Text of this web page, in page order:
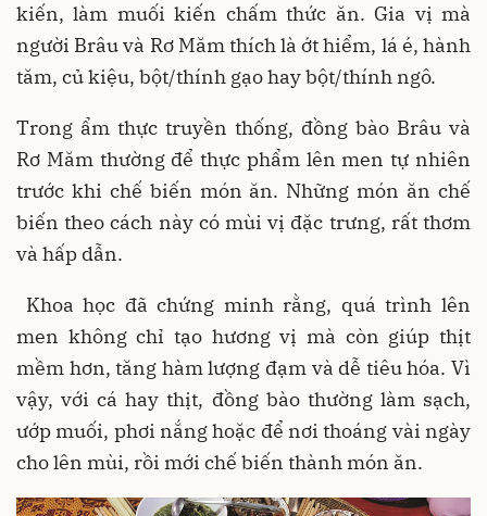
kiến, làm muối kiến chấm thức ăn. Gia vị mà
người Brâu và Rơ Măm thích là ớt hiểm, lá é, hành
tăm, củ kiệu, bột/thính gạo hay bột/thính ngô.
Trong ẩm thực truyền thống, đồng bào Brâu và
Rơ Măm thường để thực phẩm lên men tự nhiên
trước khi chế biến món ăn. Những món ăn chế
biến theo cách này có mùi vị đặc trưng, rất thơm
và hấp dẫn.
Khoa học đã chứng minh rằng, quá trình lên
men không chỉ tạo hương vị mà còn giúp thịt
mềm hơn, tăng hàm lượng đạm và dễ tiêu hóa. Vì
vậy, với cá hay thịt, đồng bào thường làm sạch,
ướp muối, phơi nắng hoặc để nơi thoáng vài ngày
cho lên mùi, rồi mới chế biến thành món ăn.